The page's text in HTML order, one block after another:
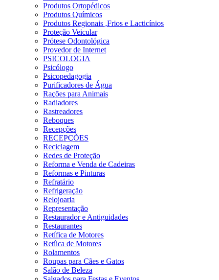
Produtos Ortopédicos
Produtos Químicos
Produtos Regionais ,Frios e Lacticínios
Proteção Veicular
Prótese Odontológica
Provedor de Internet
PSICOLOGIA
Psicólogo
Psicopedagogia
Purificadores de Água
Rações para Animais
Radiadores
Rastreadores
Reboques
Recepções
RECEPÇÕES
Reciclagem
Redes de Proteção
Reforma e Venda de Cadeiras
Reformas e Pinturas
Refratário
Refrigeração
Relojoaria
Representação
Restaurador e Antiguidades
Restaurantes
Retífica de Motores
Retíica de Motores
Rolamentos
Roupas para Cães e Gatos
Salão de Beleza